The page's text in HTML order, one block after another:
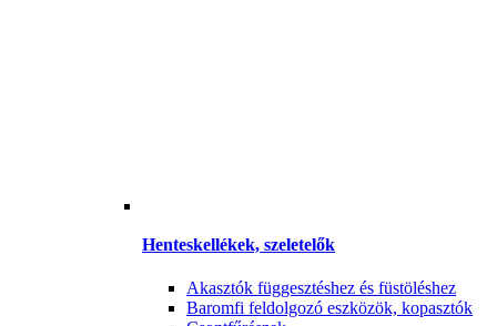
Henteskellékek, szeletelők
Akasztók függesztéshez és füstöléshez
Baromfi feldolgozó eszközök, kopasztók